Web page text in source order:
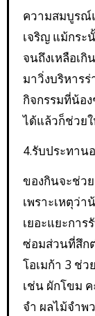
ความสมบูรณ์
เจริญ แม้กระ
จนถึงเหลือเกิ
มาวิ่งบริหาร
กิจกรรมที่น้อ
ได้แล้วก็ช่วย
4.รับประทาน
ของกินจะช่ว
เพราะเหตุว่
เยอะแยะกา
ซ่อมส่วนที่สึก
โอเมก้า 3 ช่ว
เช่น ผักโขม
จำ ผลไม้จำพ